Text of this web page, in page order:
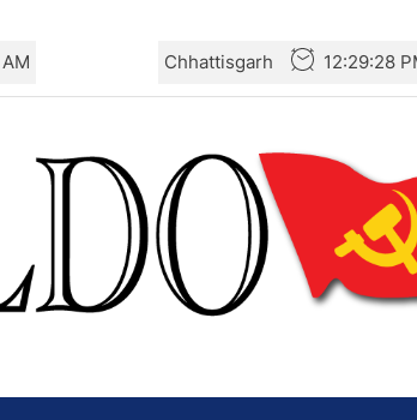
Chhattisgarh 12:29:29